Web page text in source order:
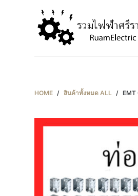
HOME / สินค้าทั้งหมด ALL / EMT